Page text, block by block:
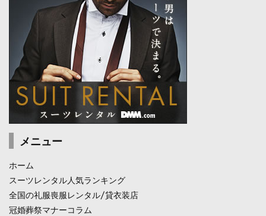
メニュー
ホーム
スーツレンタル人気ランキング
全国の礼服喪服レンタル/貸衣装店
冠婚葬祭マナーコラム